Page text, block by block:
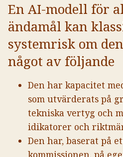
En AI-modell för
ändamål kan
systemrisk om
något av följande
Den har kapacitet
som utvärderats på
tekniska vertyg och
idikatorer och
Den har, baserat på